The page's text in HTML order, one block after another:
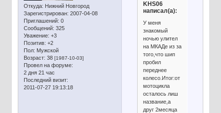
Откуда: Нижний Новгород
Зарегистрирован: 2007-04-08
Приглашений: 0
Сообщений: 325
Уважение: +3
Позитив: +2
Пол: Мужской
Возраст: 38 [1987-10-03]
Провел на форуме:
2 дня 21 час
Последний визит:
2011-07-27 19:13:18
KHS06
написал(а):
У меня
знакомый
ночью улител
на МКАДе из за
того,что шип
пробил
переднее
колесо.Итог:от
мотоцикла
осталось лиш
название,а
друг 2месяца